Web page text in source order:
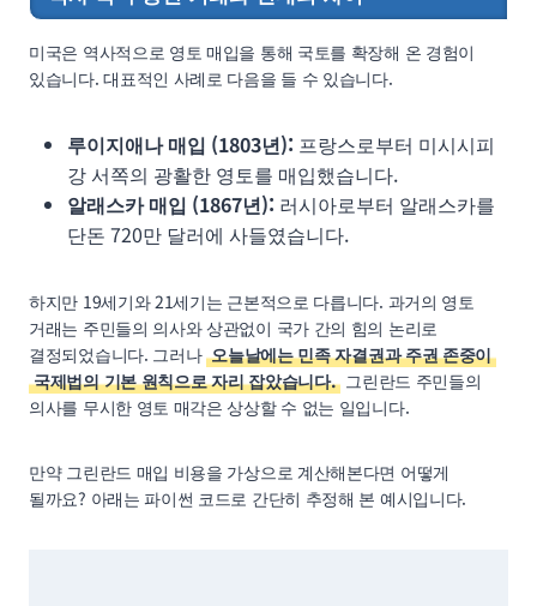
미국은 역사적으로 영토 매입을 통해 국토를 확장해 온 경험이
있습니다. 대표적인 사례로 다음을 들 수 있습니다.
루이지애나 매입 (1803년): 프랑스로부터 미시시피
강 서쪽의 광활한 영토를 매입했습니다.
알래스카 매입 (1867년): 러시아로부터 알래스카를
단돈 720만 달러에 사들였습니다.
하지만 19세기와 21세기는 근본적으로 다릅니다. 과거의 영토
거래는 주민들의 의사와 상관없이 국가 간의 힘의 논리로
결정되었습니다. 그러나 오늘날에는 민족 자결권과 주권 존중이
국제법의 기본 원칙으로 자리 잡았습니다. 그린란드 주민들의
의사를 무시한 영토 매각은 상상할 수 없는 일입니다.
만약 그린란드 매입 비용을 가상으로 계산해본다면 어떻게
될까요? 아래는 파이썬 코드로 간단히 추정해 본 예시입니다.